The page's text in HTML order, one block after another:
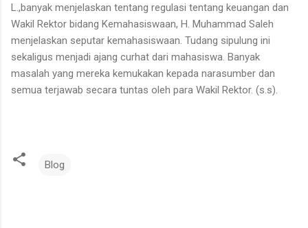
L.,banyak menjelaskan tentang regulasi tentang keuangan dan
Wakil Rektor bidang Kemahasiswaan, H. Muhammad Saleh
menjelaskan seputar kemahasiswaan. Tudang sipulung ini
sekaligus menjadi ajang curhat dari mahasiswa. Banyak
masalah yang mereka kemukakan kepada narasumber dan
semua terjawab secara tuntas oleh para Wakil Rektor. (s.s).
Blog